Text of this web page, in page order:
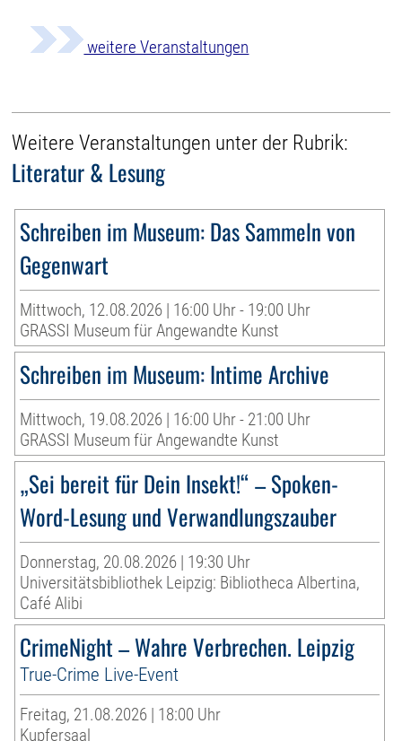
weitere Veranstaltungen
Weitere Veranstaltungen unter der Rubrik:
Literatur & Lesung
Schreiben im Museum: Das Sammeln von
Gegenwart
Mittwoch, 12.08.2026 | 16:00 Uhr - 19:00 Uhr
GRASSI Museum für Angewandte Kunst
Schreiben im Museum: Intime Archive
Mittwoch, 19.08.2026 | 16:00 Uhr - 21:00 Uhr
GRASSI Museum für Angewandte Kunst
„Sei bereit für Dein Insekt!“ – Spoken-
Word-Lesung und Verwandlungszauber
Donnerstag, 20.08.2026 | 19:30 Uhr
Universitätsbibliothek Leipzig: Bibliotheca Albertina,
Café Alibi
CrimeNight – Wahre Verbrechen. Leipzig
True-Crime Live-Event
Freitag, 21.08.2026 | 18:00 Uhr
Kupfersaal